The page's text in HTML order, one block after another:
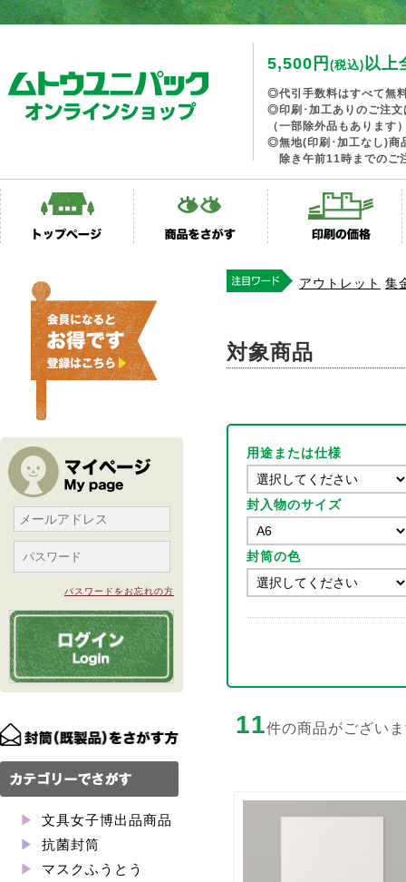
5,500円 (税込)以上
◎代引手数料はすべて無
◎印刷･加工ありのご注文
（一部除外品もあります
◎無地(印刷･加工なし)商
除き午前11時までのご
パスワードをお忘れの方
文具女子博出品商品
抗菌封筒
マスクふうとう
アウトレット 集
対象商品
用途または仕様
封入物のサイズ
封筒の色
11件の商品がござい